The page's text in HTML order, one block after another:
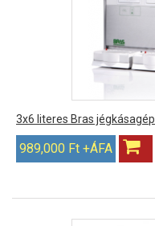
3x6 literes Bras jégkásagép
989,000 Ft +ÁFA